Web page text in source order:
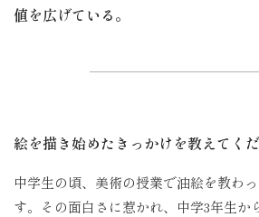
値を広げている。
絵を描き始めたきっかけを教えてく
中学生の頃、美術の授業で油絵を教わ
す。その面白さに惹かれ、中学3年生か